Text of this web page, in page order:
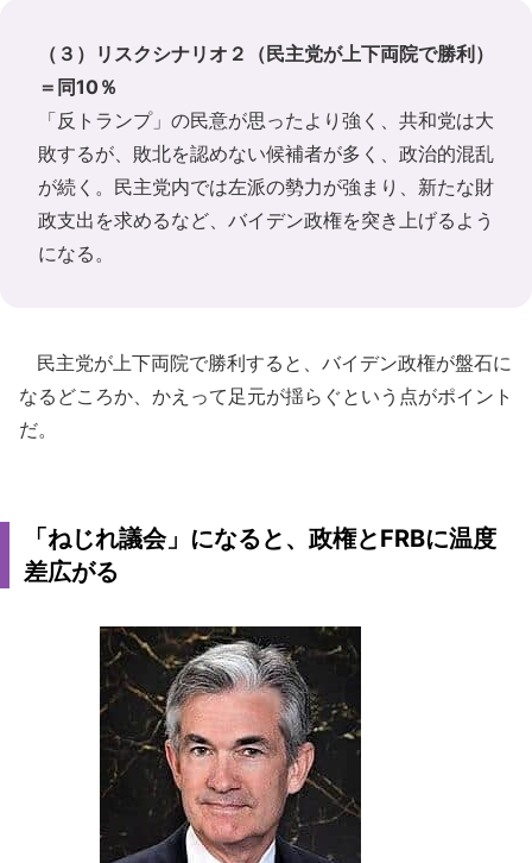
（３）リスクシナリオ２（民主党が上下両院で勝利）
＝同10％
「反トランプ」の民意が思ったより強く、共和党は大
敗するが、敗北を認めない候補者が多く、政治的混乱
が続く。民主党内では左派の勢力が強まり、新たな財
政支出を求めるなど、バイデン政権を突き上げるよう
になる。
民主党が上下両院で勝利すると、バイデン政権が盤石に
なるどころか、かえって足元が揺らぐという点がポイント
だ。
「ねじれ議会」になると、政権とFRBに温度
差広がる